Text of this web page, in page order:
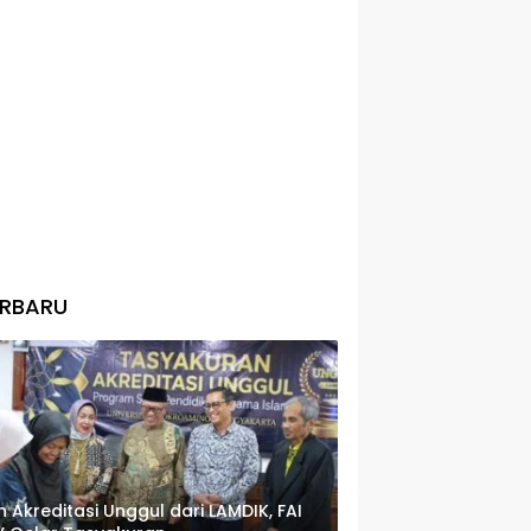
Akreditasi Unggul dari LAMDIK, FAI